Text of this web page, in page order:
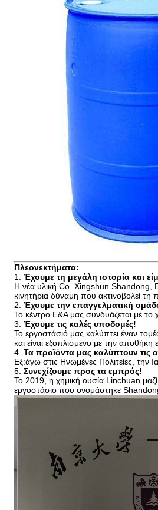
Πλεονεκτήματα:
1. Έχουμε τη μεγάλη ιστορία και
Η νέα υλική Co. Xingshun Shandong,
κινητήρια δύναμη που ακτινοβολεί τη
2. Έχουμε την επαγγελματική
Το κέντρο Ε&Α μας συνδυάζεται με
3. Έχουμε τις καλές υποδομές!
Το εργοστάσιό μας καλύπτει έναν
και είναι εξοπλισμένο με την
4. Τα προϊόντα μας καλύπτουν
Εξ:άγω στις Ηνωμένες Πολιτείες,
5. Συνεχίζουμε προς τα εμπρός!
Το 2019, η χημική ουσία Linchuan
εργοστάσιο που ονομάστηκε